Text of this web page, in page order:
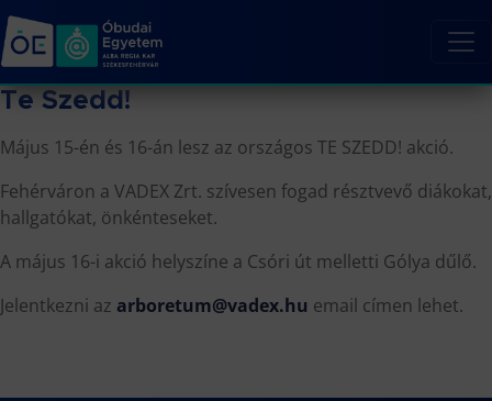
Te Szedd!
Május 15-én és 16-án lesz az országos TE SZEDD! akció.
Fehérváron a VADEX Zrt. szívesen fogad résztvevő diákokat,
hallgatókat, önkénteseket.
A május 16-i akció helyszíne a Csóri út melletti Gólya dűlő.
Jelentkezni az arboretum@vadex.hu email címen lehet.